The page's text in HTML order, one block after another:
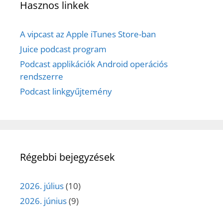
Hasznos linkek
A vipcast az Apple iTunes Store-ban
Juice podcast program
Podcast applikációk Android operációs
rendszerre
Podcast linkgyűjtemény
Régebbi bejegyzések
2026. július(10)
2026. június(9)